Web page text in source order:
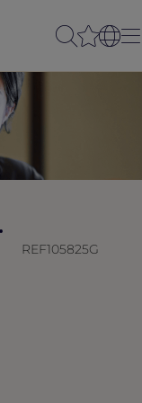
REF105825G